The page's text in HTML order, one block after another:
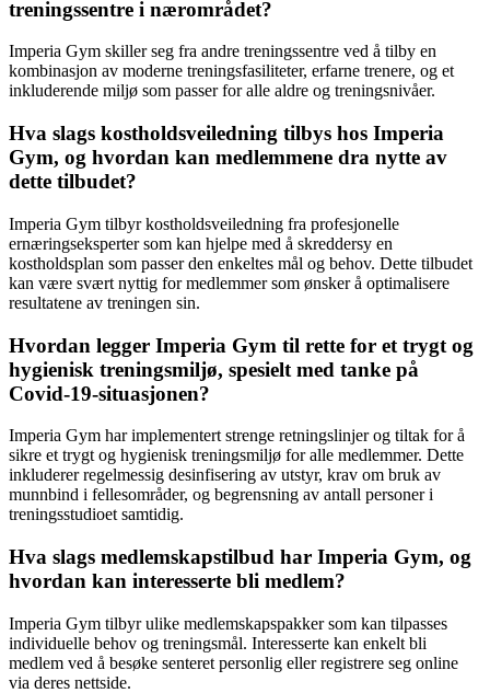
treningssentre i nærområdet?
Imperia Gym skiller seg fra andre treningssentre ved å tilby en
kombinasjon av moderne treningsfasiliteter, erfarne trenere, og et
inkluderende miljø som passer for alle aldre og treningsnivåer.
Hva slags kostholdsveiledning tilbys hos Imperia
Gym, og hvordan kan medlemmene dra nytte av
dette tilbudet?
Imperia Gym tilbyr kostholdsveiledning fra profesjonelle
ernæringseksperter som kan hjelpe med å skreddersy en
kostholdsplan som passer den enkeltes mål og behov. Dette tilbudet
kan være svært nyttig for medlemmer som ønsker å optimalisere
resultatene av treningen sin.
Hvordan legger Imperia Gym til rette for et trygt og
hygienisk treningsmiljø, spesielt med tanke på
Covid-19-situasjonen?
Imperia Gym har implementert strenge retningslinjer og tiltak for å
sikre et trygt og hygienisk treningsmiljø for alle medlemmer. Dette
inkluderer regelmessig desinfisering av utstyr, krav om bruk av
munnbind i fellesområder, og begrensning av antall personer i
treningsstudioet samtidig.
Hva slags medlemskapstilbud har Imperia Gym, og
hvordan kan interesserte bli medlem?
Imperia Gym tilbyr ulike medlemskapspakker som kan tilpasses
individuelle behov og treningsmål. Interesserte kan enkelt bli
medlem ved å besøke senteret personlig eller registrere seg online
via deres nettside.